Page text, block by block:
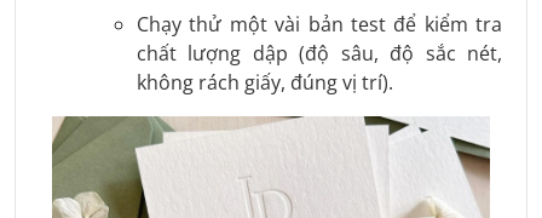
Chạy thử một vài bản test để kiểm tra
chất lượng dập (độ sâu, độ sắc nét,
không rách giấy, đúng vị trí).